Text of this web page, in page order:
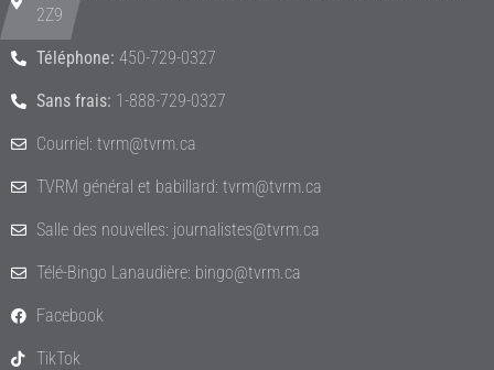
2Z9
Téléphone: 450-729-0327
Sans frais: 1-888-729-0327
Courriel: tvrm@tvrm.ca
TVRM général et babillard: tvrm@tvrm.ca
Salle des nouvelles: journalistes@tvrm.ca
Télé-Bingo Lanaudière: bingo@tvrm.ca
Facebook
TikTok